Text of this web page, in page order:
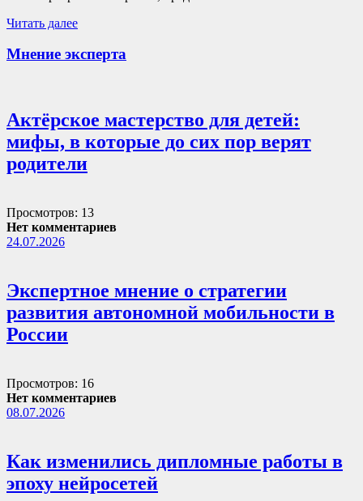
Читать далее
Мнение эксперта
Актёрское мастерство для детей:
мифы, в которые до сих пор верят
родители
Просмотров: 13
Нет комментариев
24.07.2026
Экспертное мнение о стратегии
развития автономной мобильности в
России
Просмотров: 16
Нет комментариев
08.07.2026
Как изменились дипломные работы в
эпоху нейросетей